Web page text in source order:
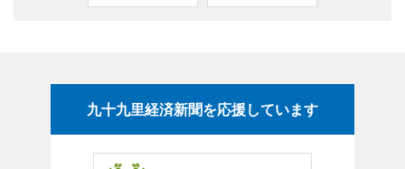
九十九里経済新聞を応援しています